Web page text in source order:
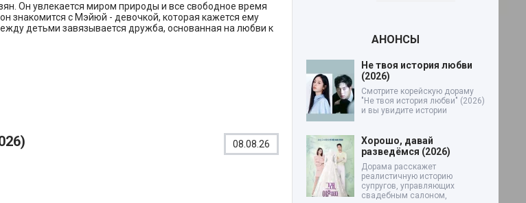
Он увлекается миром природы и все свободное время
знакомится с Мэйюй - девочкой, которая кажется ему
детьми завязывается дружба, основанная на любви к
08.08.26
АНОНСЫ
Не твоя история любви
(2026)
Смотрите корейскую дораму
"Не твоя история любви" (2026)
и вы увидите истории
Хорошо, давай
разведёмся (2026)
Дорама расскажет
реалистичную историю
супругов, управляющих
свадебным салоном,